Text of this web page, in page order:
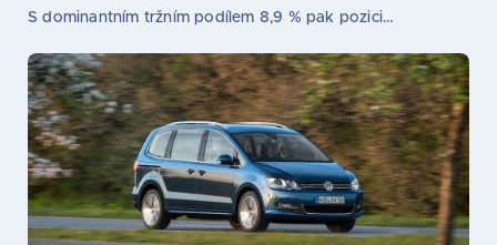
S dominantním tržním podílem 8,9 % pak pozici…